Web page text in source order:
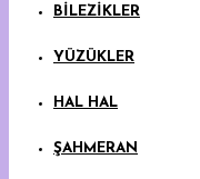
BİLEZİKLER
YÜZÜKLER
HAL HAL
ŞAHMERAN